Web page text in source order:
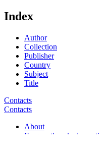
Index
Author
Collection
Publisher
Country
Subject
Title
Contacts
Contacts
About
Frequently asked questions